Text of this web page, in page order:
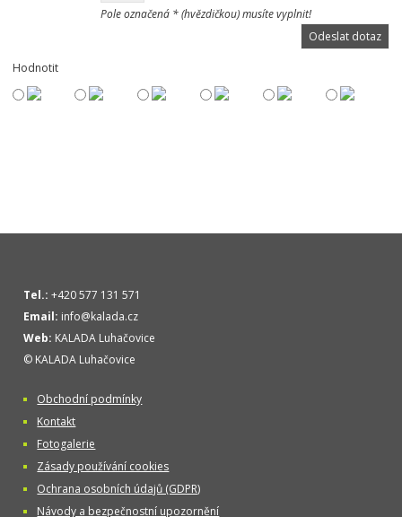
Pole označená * (hvězdičkou) musíte vyplnit!
Hodnotit
Tel.: +420 577 131 571
Email: info@kalada.cz
Web: KALADA Luhačovice
© KALADA Luhačovice
Obchodní podmínky
Kontakt
Fotogalerie
Zásady používání cookies
Ochrana osobních údajů (GDPR)
Návody a bezpečnostní upozornění